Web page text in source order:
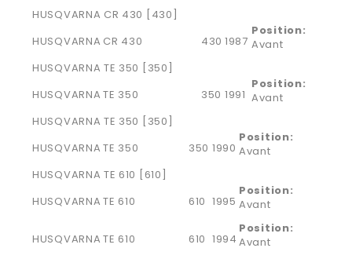
HUSQVARNA CR 430 [430]
HUSQVARNA CR 430 430 1987
Position:
Avant
HUSQVARNA TE 350 [350]
HUSQVARNA TE 350 350 1991
Position:
Avant
HUSQVARNA TE 350 [350]
HUSQVARNA TE 350 350 1990
Position:
Avant
HUSQVARNA TE 610 [610]
HUSQVARNA TE 610 610 1995
Position:
Avant
HUSQVARNA TE 610 610 1994
Position:
Avant